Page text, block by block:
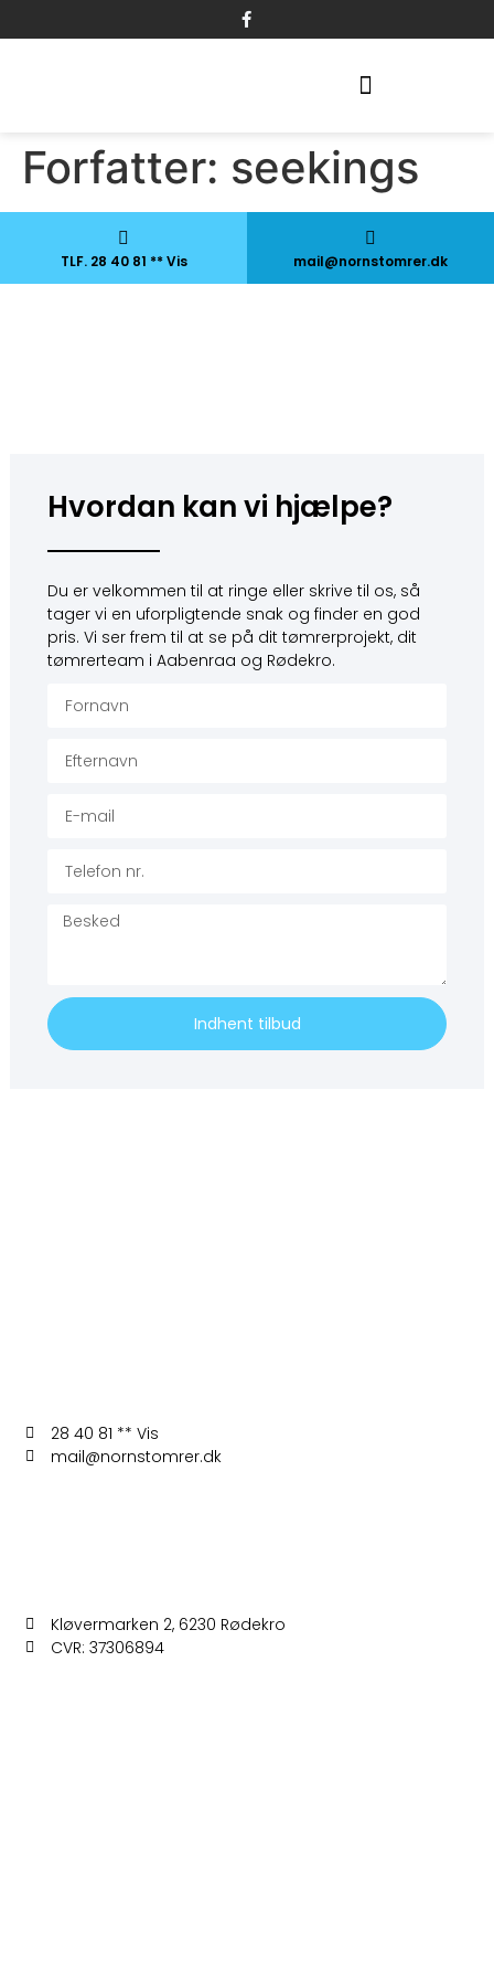
Forfatter: seekings
TLF. 28 40 81 ** Vis mail@nornstomrer.dk
Hvordan kan vi hjælpe?
Du er velkommen til at ringe eller skrive til os, så
tager vi en uforpligtende snak og finder en god
pris. Vi ser frem til at se på dit tømrerprojekt, dit
tømrerteam i Aabenraa og Rødekro.
Indhent tilbud
28 40 81 ** Vis
mail@nornstomrer.dk
Kløvermarken 2, 6230 Rødekro
CVR: 37306894